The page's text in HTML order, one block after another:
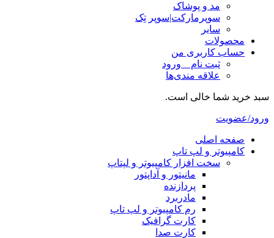
مد و پوشاک
سوپرمارکت|سوپر تِک
سایر
محصولات
حساب کاربری من
ثبت نام _ ورود
علاقه مندی‌ها
سبد خرید شما خالی است.
ورود/عضویت
صفحه اصلی
کامپیوتر و‌‌‌‌‌ لپ تاپ
سخت افزار کامپیوتر و لپتاپ
مانیتور و آداپتور
پردازنده
مادربرد
رم کامپیوتر و لپ تاپ
کارت گرافیک
کارت صدا